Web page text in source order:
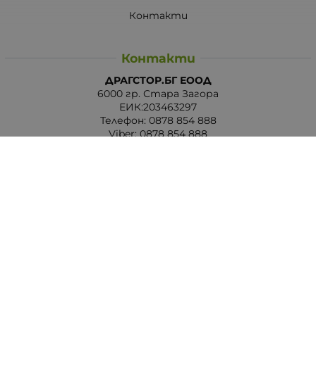
Контакти
Контакти
ДРАГСТОР.БГ ЕООД
6000 гр. Стара Загора
ЕИК:203463297
Телефон: 0878 854 888
Viber:0878 854 888